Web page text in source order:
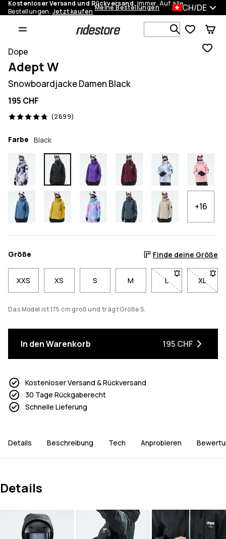
Kostenloser Versand und Rückversand.Immer. Auf alle
Bestellungen. Jetzt kaufen Meine Bestellungen CH/DE
Dope
Adept W
Snowboardjacke Damen Black
195 CHF
(2699)
2699 Reviews, 4.8/5
Farbe Black
+16
Größe Finde deine Größe
XXS XS S M L- Größe L nicht
XL
-
Das Model ist 175 cm groß und trägt Größe S.
In den Warenkorb 195 CHF
Kostenloser Versand & Rückversand
30 Tage Rückgaberecht
Schnelle Lieferung
Details Beschreibung Tech Anprobieren
Details